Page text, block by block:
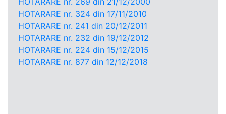
HOTARARE nr. 324 din 17/11/2010
HOTARARE nr. 241 din 20/12/2011
HOTARARE nr. 232 din 19/12/2012
HOTARARE nr. 224 din 15/12/2015
HOTARARE nr. 877 din 12/12/2018